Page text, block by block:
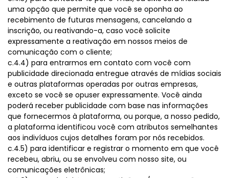
uma opção que permite que você se oponha ao
recebimento de futuras mensagens, cancelando a
inscrição, ou reativando-a, caso você solicite
expressamente a reativação em nossos meios de
comunicação com o cliente;
c.4.4) para entrarmos em contato com você com
publicidade direcionada entregue através de mídias sociais
e outras plataformas operadas por outras empresas,
exceto se você se opuser expressamente. Você ainda
poderá receber publicidade com base nas informações
que fornecermos à plataforma, ou porque, a nosso pedido,
a plataforma identificou você com atributos semelhantes
aos indivíduos cujos detalhes foram por nós recebidos.
c.4.5) para identificar e registrar o momento em que você
recebeu, abriu, ou se envolveu com nosso site, ou
comunicações eletrônicas;